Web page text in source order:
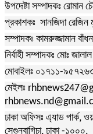
উপদেষ্টা সম্পাদকঃ রোমান
প্রকাশকঃ সানজিদা রেজিন
সম্পাদকঃ কামরুজ্জামান
নির্বাহী সম্পাদকঃ মোঃ
মোবাইলঃ ০১৭১১-
মেইলঃ
ঢাকা অফিসঃ এ্যাড পার্ক,
সেগুনবাগিচা, ঢাকা -১০০০.